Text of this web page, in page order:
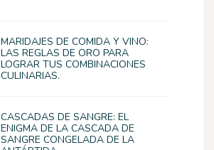
MARIDAJES DE COMIDA Y VINO:
LAS REGLAS DE ORO PARA
LOGRAR TUS COMBINACIONES
CULINARIAS.
CASCADAS DE SANGRE: EL
ENIGMA DE LA CASCADA DE
SANGRE CONGELADA DE LA